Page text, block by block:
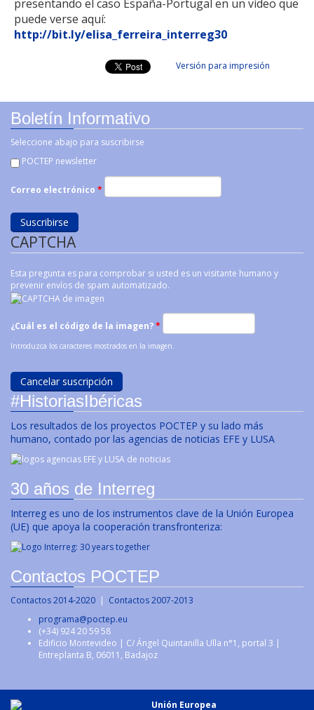
presentando el caso España-Portugal en un vídeo que
puede verse aquí:
http://bit.ly/elisa_ferreira_interreg30
Versión para impresión
Boletín Informativo
Seleccione abajo para suscribirse
POCTEP newsletter
Correo electrónico *
CAPTCHA
Esta pregunta es para comprobar si usted es un visitante humano y
prevenir envíos de spam automatizado.
¿Cuál es el código de la imagen?*
Introduzca los caracteres mostrados en la imagen.
#HistoriasIbéricas
Los resultados de los proyectos POCTEP y su lado más
humano, contado por las agencias de noticias EFE y LUSA
30 años de Interreg
Interreg es uno de los instrumentos clave de la Unión Europea
(UE) que apoya la cooperación transfronteriza:
Contactos POCTEP
Contactos 2014-2020 | Contactos 2007-2013
programa@poctep.eu
(+34) 924 20 59 58
Edificio Montevideo | C/ Ángel Quintanilla Ulla n°1, portal 3 |
Entreplanta B, 06011, Badajoz
Unión Europea